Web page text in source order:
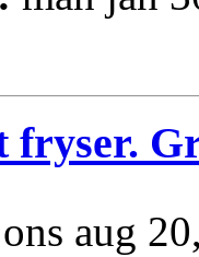
aug